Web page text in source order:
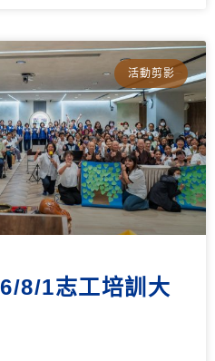
活動剪影
8/1志工培訓大